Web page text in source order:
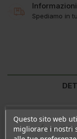
Spediamo in
Questo sito web
migliorare i nostri
Ära veel